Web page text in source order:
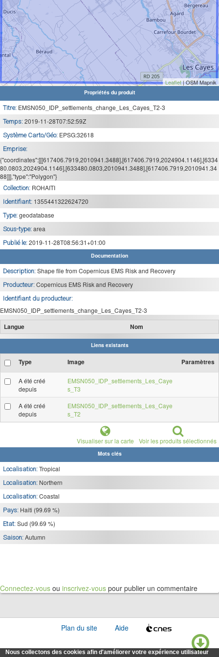
Leaflet| OSM Mapnik
Propriétés du produit
Titre: EMSN050_IDP_settlements_change_Les_Cayes_T2-3
Temps: 2019-11-28T07:52:59Z
Système Carto/Géo: EPSG:32618
Emprise:
{"coordinates":[[[617406.7919,2010941.3488],[617406.7919,2024904.1146],[6334
80.0803,2024904.1146],[633480.0803,2010941.3488],[617406.7919,2010941.34
88]]],"type":"Polygon"}
Collection: ROHAITI
Identifiant: 1355441322624720
Type: geodatabase
Sous-type: area
Publié le: 2019-11-28T08:56:31+01:00
Documentation
Description: Shape file from Copernicus EMS Risk and Recovery
Producteur: Copernicus EMS Risk and Recovery
Identifiant du producteur:
EMSN050_IDP_settlements_change_Les_Cayes_T2-3
Langue Nom
Liens existants
Type Image Paramètres
A été créé
depuis
EMSN050_IDP_settlements_Les_Caye
s_T3
A été créé
depuis
EMSN050_IDP_settlements_Les_Caye
s_T2
Visualiser sur la carte Voir les produits sélectionnés
Mots clés
Localisation: Tropical
Localisation: Northern
Localisation: Coastal
Pays: Haiti (99.69 %)
Etat: Sud (99.69 %)
Saison: Autumn
Connectez-vous ou inscrivez-vous pour publier un commentaire
Plan du site Aide
Nous collectons des cookies afin d'améliorer votre expérience utilisateur